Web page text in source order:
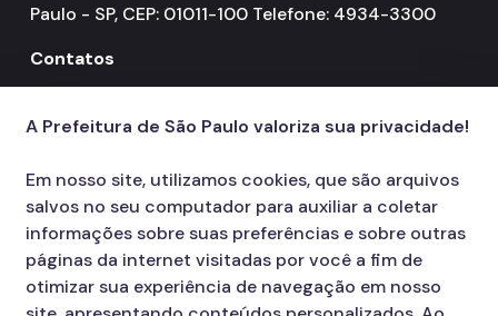
Paulo - SP, CEP: 01011-100 Telefone: 4934-3300
Contatos
156
A Prefeitura de São Paulo valoriza sua privacidade!
Em nosso site, utilizamos cookies, que são arquivos
salvos no seu computador para auxiliar a coletar
informações sobre suas preferências e sobre outras
páginas da internet visitadas por você a fim de
otimizar sua experiência de navegação em nosso